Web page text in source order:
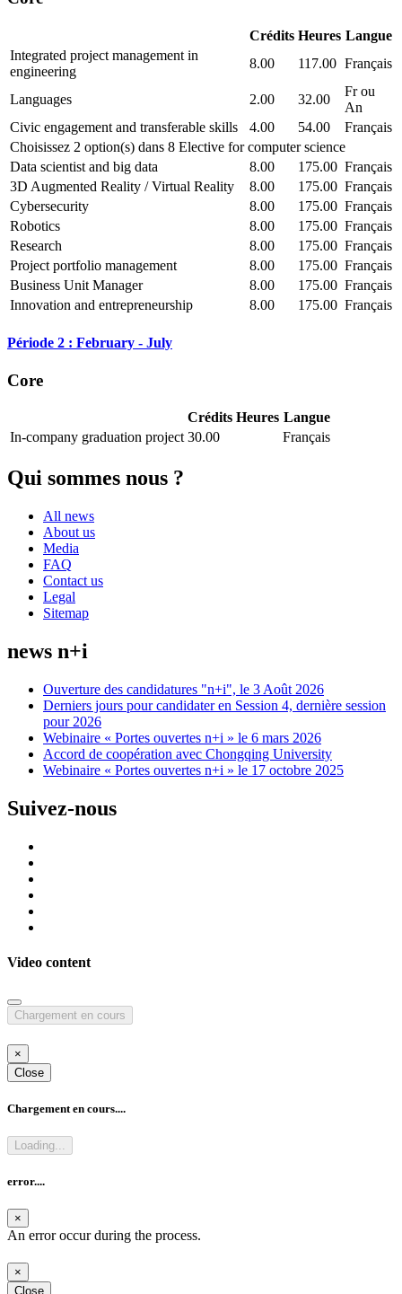
Crédits Heures Langue
Integrated project management in
engineering
8.00 117.00 Français
Languages 2.00 32.00
Fr ou
An
Civic engagement and transferable skills
4.00 54.00
Français
Choisissez 2 option(s) dans 8 Elective for computer science
Data scientist and big data
8.00 175.00 Français
3D Augmented Reality / Virtual Reality
8.00 175.00 Français
Cybersecurity
8.00 175.00 Français
Robotics
8.00 175.00 Français
Research
8.00 175.00 Français
Project portfolio management
8.00 175.00 Français
Business Unit Manager
8.00 175.00 Français
Innovation and entrepreneurship
8.00 175.00 Français
Période 2 : February - July
Core
Crédits Heures Langue
In-company graduation project 30.00 Français
Qui sommes nous ?
All news
About us
Media
FAQ
Contact us
Legal
Sitemap
news n+i
Ouverture des candidatures "n+i", le 3 Août 2026
Derniers jours pour candidater en Session 4, dernière session
pour 2026
Webinaire « Portes ouvertes n+i » le 6 mars 2026
Accord de coopération avec Chongqing University
Webinaire « Portes ouvertes n+i » le 17 octobre 2025
Suivez-nous
Video content
Chargement en cours
×
Close
Chargement en cours....
Loading...
error....
×
An error occur during the process.
×
Close